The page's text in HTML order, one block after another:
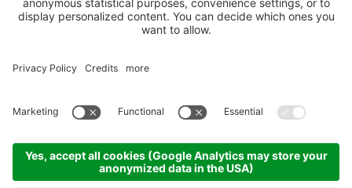
Credits
Sitemap Informativa privacy
Impostazioni cookie
Partner
Come arrivare
prezzi speciali e
ulteriori articoli